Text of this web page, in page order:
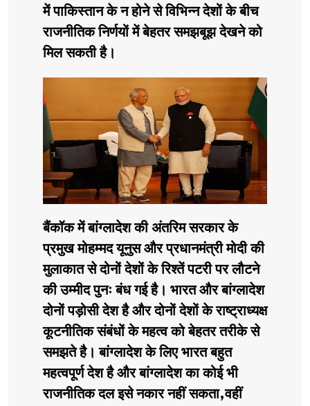
में पाकिस्तान के न होने से विभिन्न देशों के बीच
राजनीतिक निर्णयों में बेहतर समझबूझ देखने को
मिल सकती है।
बैंकॉक में बांग्लादेश की अंतरिम सरकार के
प्रमुख मोहम्मद यूनुस और प्रधानमंत्री मोदी की
मुलाकात से दोनों देशों के रिश्तें पटरी पर लौटने
की उम्मीद पुनः बंध गई है। भारत और बांग्लादेश
दोनों पड़ोसी देश है और दोनों देशों के राष्ट्राध्यक्ष
कूटनीतिक संबंधों के महत्व को बेहतर तरीके से
समझते है। बांग्लादेश के लिए भारत बहुत
महत्वपूर्ण देश है और बांग्लादेश का कोई भी
राजनीतिक दल इसे नकार नहीं सकता,वहीं